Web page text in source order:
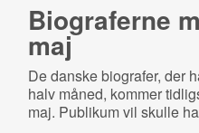
Biograferne
maj
De danske biografer, der
halv måned, kommer
maj. Publikum vil skulle